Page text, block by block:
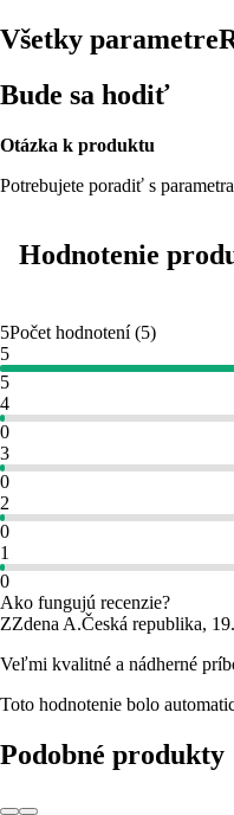
Všetky parametre
Bude sa hodiť
Otázka k produktu
Potrebujete poradiť s
Hodnotenie
5Počet hodnotení(5)
5
5
4
0
3
0
2
0
1
0
Ako fungujú recenzie?
ZZdena A.Česká republika,
Veľmi kvalitné a nádherné
Toto hodnotenie bolo
Podobné produkty